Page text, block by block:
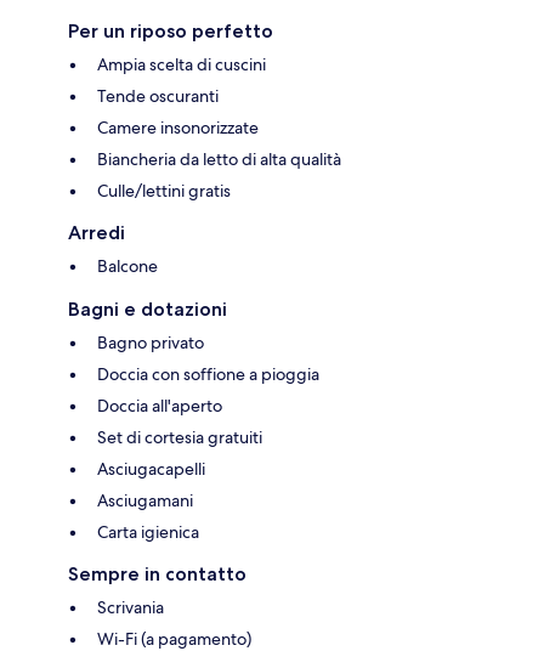
Per un riposo perfetto
Ampia scelta di cuscini
Tende oscuranti
Camere insonorizzate
Biancheria da letto di alta qualità
Culle/lettini gratis
Arredi
Balcone
Bagni e dotazioni
Bagno privato
Doccia con soffione a pioggia
Doccia all'aperto
Set di cortesia gratuiti
Asciugacapelli
Asciugamani
Carta igienica
Sempre in contatto
Scrivania
Wi-Fi (a pagamento)